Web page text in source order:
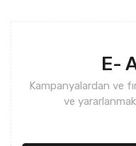
E-
Kampanyalardan ve
ve